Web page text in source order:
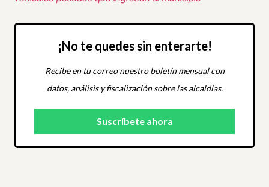
¡No te quedes sin enterarte!
Recibe en tu correo nuestro boletín mensual con
datos, análisis y fiscalización sobre las alcaldías.